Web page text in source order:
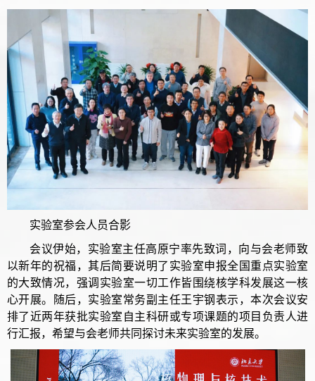
实验室参会人员合影
会议伊始，实验室主任高原宁率先致词，向与会老师致
以新年的祝福，其后简要说明了实验室申报全国重点实验室
的大致情况，强调实验室一切工作皆围绕核学科发展这一核
心开展。随后，实验室常务副主任王宇钢表示，本次会议安
排了近两年获批实验室自主科研或专项课题的项目负责人进
行汇报，希望与会老师共同探讨未来实验室的发展。